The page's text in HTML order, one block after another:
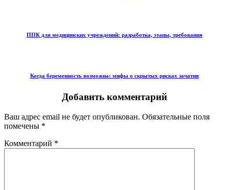
ППК для медицинских учреждений: разработка, этапы, требования
Когда беременность возможна: мифы о скрытых рисках зачатия
Добавить комментарий
Ваш адрес email не будет опубликован. Обязательные поля
помечены *
Комментарий *